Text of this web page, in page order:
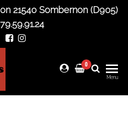
21540 Sombernon (D905)
Arteliers
0
Menu